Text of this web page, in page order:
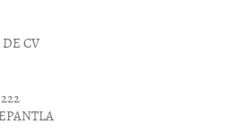
CV
222